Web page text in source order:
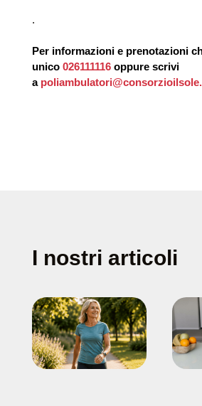
.
Per informazioni e prenotazioni
unico 026111116 oppure scrivi
a
I nostri articoli